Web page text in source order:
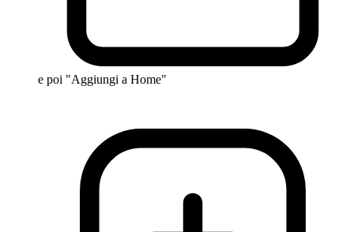
e poi "Aggiungi a Home"